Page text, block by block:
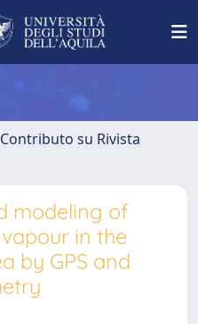
su Rivista
modeling of
in the
by GPS and